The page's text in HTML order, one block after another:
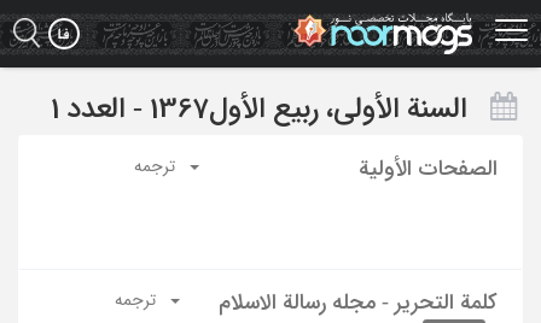
Skip
to
main
السنة الأولی، ربیع الأول1367 - العدد 1
الصفحات الأولیة ترجمه
کلمة التحریر - مجله رسالة الاسلام ترجمه